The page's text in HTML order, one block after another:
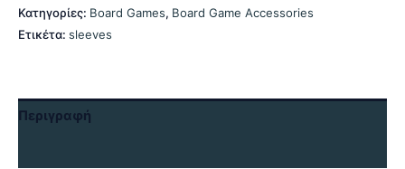
Κατηγορίες: Board Games, Board Game Accessories
Ετικέτα: sleeves
Περιγραφή